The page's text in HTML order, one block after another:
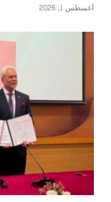
أغسطس 1, 2026